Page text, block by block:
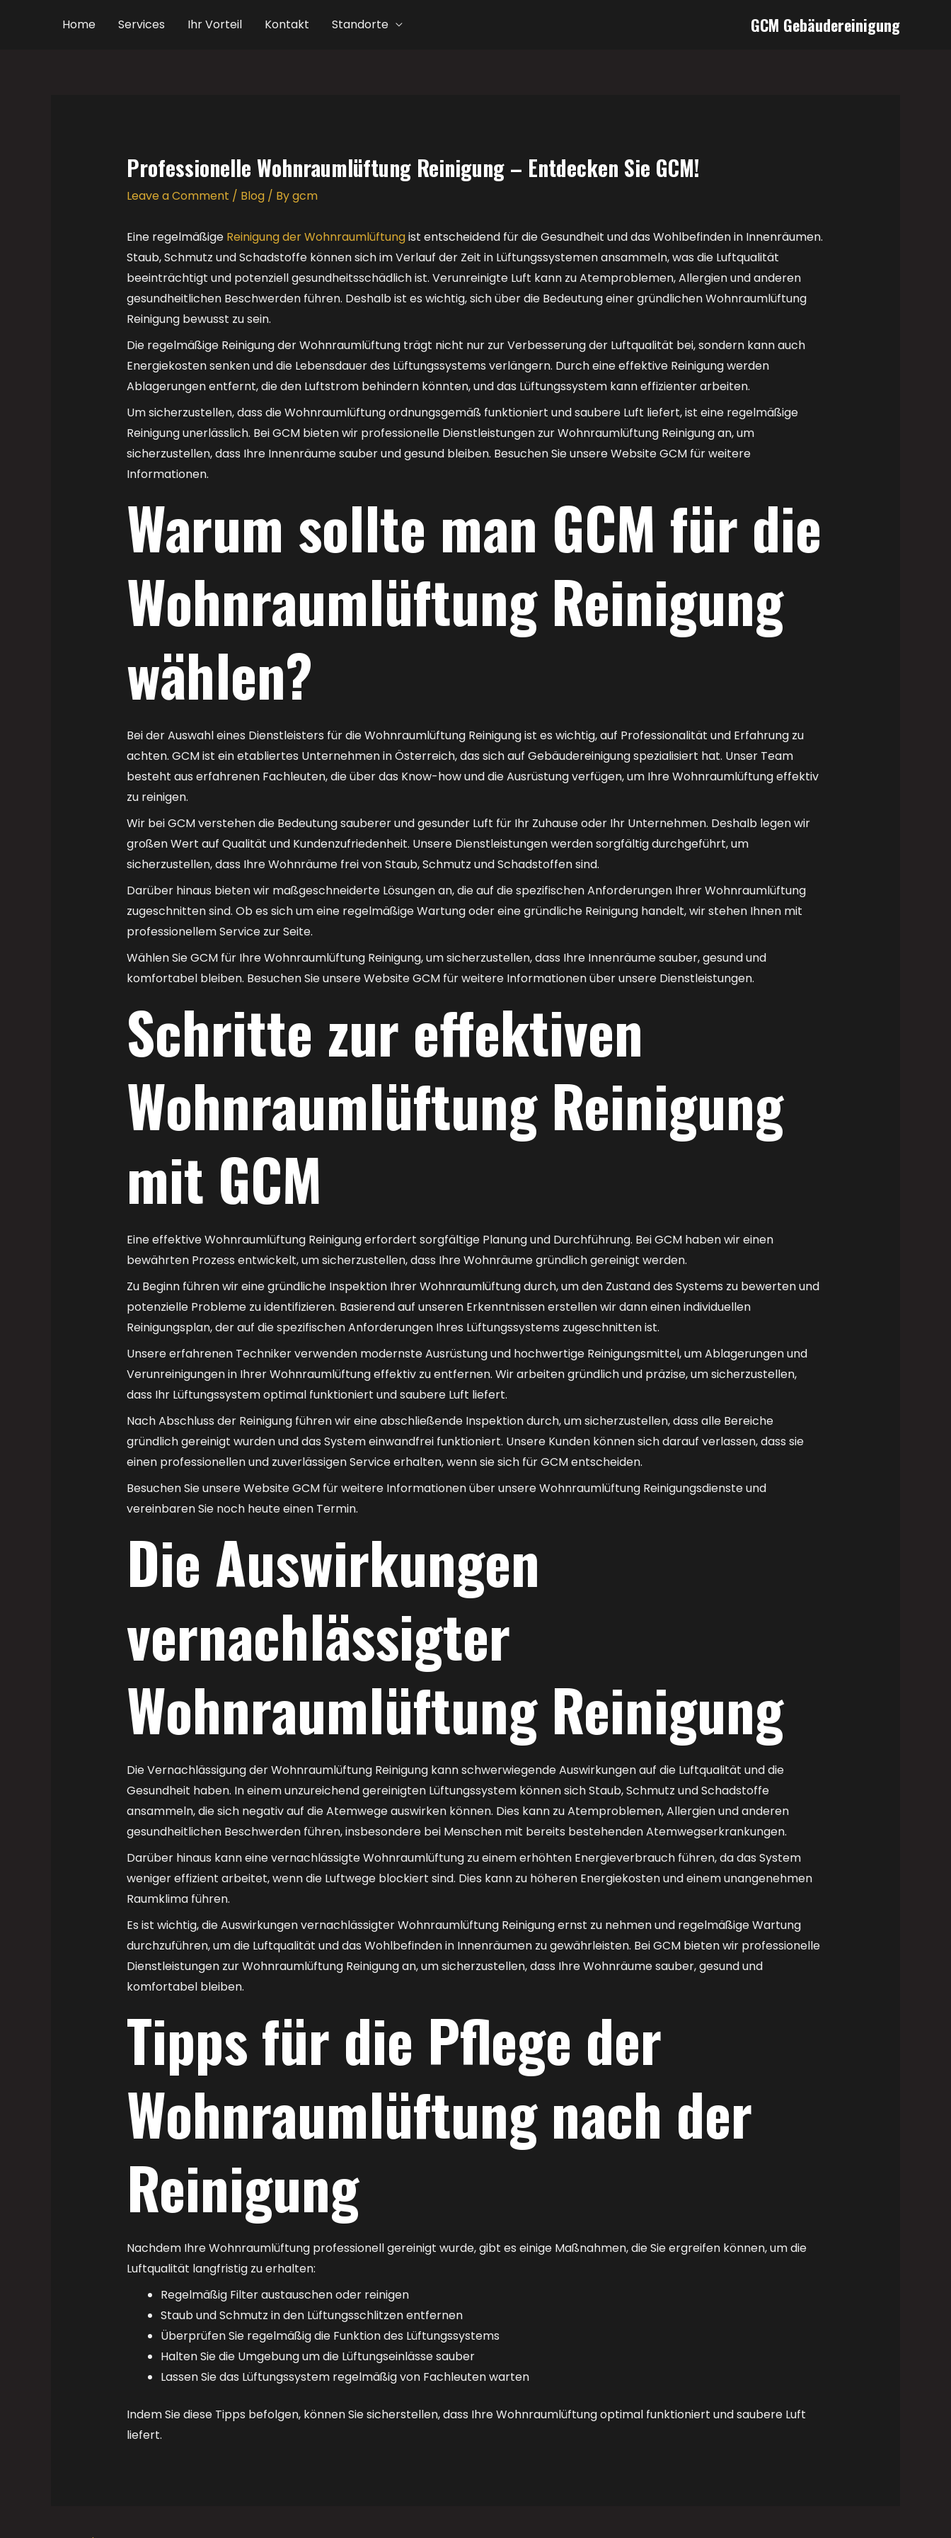
Home Services Ihr Vorteil Kontakt Standorte GCM Gebäudereinigung
Professionelle Wohnraumlüftung Reinigung – Entdecken Sie GCM!
Leave a Comment / Blog/ Bygcm
Eine regelmäßige Reinigung der Wohnraumlüftungist entscheidend für die Gesundheit und das Wohlbefinden in Innenräumen.
Staub, Schmutz und Schadstoffe können sich im Verlauf der Zeit in Lüftungssystemen ansammeln, was die Luftqualität
beeinträchtigt und potenziell gesundheitsschädlich ist. Verunreinigte Luft kann zu Atemproblemen, Allergien und anderen
gesundheitlichen Beschwerden führen. Deshalb ist es wichtig, sich über die Bedeutung einer gründlichen Wohnraumlüftung
Reinigung bewusst zu sein.
Die regelmäßige Reinigung der Wohnraumlüftung trägt nicht nur zur Verbesserung der Luftqualität bei, sondern kann auch
Energiekosten senken und die Lebensdauer des Lüftungssystems verlängern. Durch eine effektive Reinigung werden
Ablagerungen entfernt, die den Luftstrom behindern könnten, und das Lüftungssystem kann effizienter arbeiten.
Um sicherzustellen, dass die Wohnraumlüftung ordnungsgemäß funktioniert und saubere Luft liefert, ist eine regelmäßige
Reinigung unerlässlich. Bei GCM bieten wir professionelle Dienstleistungen zur Wohnraumlüftung Reinigung an, um
sicherzustellen, dass Ihre Innenräume sauber und gesund bleiben. Besuchen Sie unsere Website GCM für weitere
Informationen.
Warum sollte man GCM für die
Wohnraumlüftung Reinigung
wählen?
Bei der Auswahl eines Dienstleisters für die Wohnraumlüftung Reinigung ist es wichtig, auf Professionalität und Erfahrung zu
achten. GCM ist ein etabliertes Unternehmen in Österreich, das sich auf Gebäudereinigung spezialisiert hat. Unser Team
besteht aus erfahrenen Fachleuten, die über das Know-how und die Ausrüstung verfügen, um Ihre Wohnraumlüftung effektiv
zu reinigen.
Wir bei GCM verstehen die Bedeutung sauberer und gesunder Luft für Ihr Zuhause oder Ihr Unternehmen. Deshalb legen wir
großen Wert auf Qualität und Kundenzufriedenheit. Unsere Dienstleistungen werden sorgfältig durchgeführt, um
sicherzustellen, dass Ihre Wohnräume frei von Staub, Schmutz und Schadstoffen sind.
Darüber hinaus bieten wir maßgeschneiderte Lösungen an, die auf die spezifischen Anforderungen Ihrer Wohnraumlüftung
zugeschnitten sind. Ob es sich um eine regelmäßige Wartung oder eine gründliche Reinigung handelt, wir stehen Ihnen mit
professionellem Service zur Seite.
Wählen Sie GCM für Ihre Wohnraumlüftung Reinigung, um sicherzustellen, dass Ihre Innenräume sauber, gesund und
komfortabel bleiben. Besuchen Sie unsere Website GCM für weitere Informationen über unsere Dienstleistungen.
Schritte zur effektiven
Wohnraumlüftung Reinigung
mit GCM
Eine effektive Wohnraumlüftung Reinigung erfordert sorgfältige Planung und Durchführung. Bei GCM haben wir einen
bewährten Prozess entwickelt, um sicherzustellen, dass Ihre Wohnräume gründlich gereinigt werden.
Zu Beginn führen wir eine gründliche Inspektion Ihrer Wohnraumlüftung durch, um den Zustand des Systems zu bewerten und
potenzielle Probleme zu identifizieren. Basierend auf unseren Erkenntnissen erstellen wir dann einen individuellen
Reinigungsplan, der auf die spezifischen Anforderungen Ihres Lüftungssystems zugeschnitten ist.
Unsere erfahrenen Techniker verwenden modernste Ausrüstung und hochwertige Reinigungsmittel, um Ablagerungen und
Verunreinigungen in Ihrer Wohnraumlüftung effektiv zu entfernen. Wir arbeiten gründlich und präzise, um sicherzustellen,
dass Ihr Lüftungssystem optimal funktioniert und saubere Luft liefert.
Nach Abschluss der Reinigung führen wir eine abschließende Inspektion durch, um sicherzustellen, dass alle Bereiche
gründlich gereinigt wurden und das System einwandfrei funktioniert. Unsere Kunden können sich darauf verlassen, dass sie
einen professionellen und zuverlässigen Service erhalten, wenn sie sich für GCM entscheiden.
Besuchen Sie unsere Website GCM für weitere Informationen über unsere Wohnraumlüftung Reinigungsdienste und
vereinbaren Sie noch heute einen Termin.
Die Auswirkungen
vernachlässigter
Wohnraumlüftung Reinigung
Die Vernachlässigung der Wohnraumlüftung Reinigung kann schwerwiegende Auswirkungen auf die Luftqualität und die
Gesundheit haben. In einem unzureichend gereinigten Lüftungssystem können sich Staub, Schmutz und Schadstoffe
ansammeln, die sich negativ auf die Atemwege auswirken können. Dies kann zu Atemproblemen, Allergien und anderen
gesundheitlichen Beschwerden führen, insbesondere bei Menschen mit bereits bestehenden Atemwegserkrankungen.
Darüber hinaus kann eine vernachlässigte Wohnraumlüftung zu einem erhöhten Energieverbrauch führen, da das System
weniger effizient arbeitet, wenn die Luftwege blockiert sind. Dies kann zu höheren Energiekosten und einem unangenehmen
Raumklima führen.
Es ist wichtig, die Auswirkungen vernachlässigter Wohnraumlüftung Reinigung ernst zu nehmen und regelmäßige Wartung
durchzuführen, um die Luftqualität und das Wohlbefinden in Innenräumen zu gewährleisten. Bei GCM bieten wir professionelle
Dienstleistungen zur Wohnraumlüftung Reinigung an, um sicherzustellen, dass Ihre Wohnräume sauber, gesund und
komfortabel bleiben.
Tipps für die Pflege der
Wohnraumlüftung nach der
Reinigung
Nachdem Ihre Wohnraumlüftung professionell gereinigt wurde, gibt es einige Maßnahmen, die Sie ergreifen können, um die
Luftqualität langfristig zu erhalten:
Regelmäßig Filter austauschen oder reinigen
Staub und Schmutz in den Lüftungsschlitzen entfernen
Überprüfen Sie regelmäßig die Funktion des Lüftungssystems
Halten Sie die Umgebung um die Lüftungseinlässe sauber
Lassen Sie das Lüftungssystem regelmäßig von Fachleuten warten
Indem Sie diese Tipps befolgen, können Sie sicherstellen, dass Ihre Wohnraumlüftung optimal funktioniert und saubere Luft
liefert.